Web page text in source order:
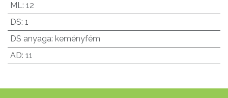
ML: 12
DS: 1
DS anyaga: keményfém
AD: 11